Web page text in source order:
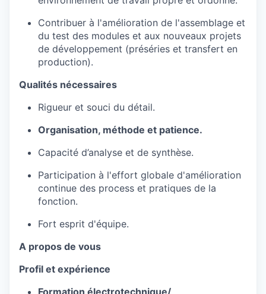
Contribuer à l'amélioration de l'assemblage et
du test des modules et aux nouveaux projets
de développement (préséries et transfert en
production).
Qualités nécessaires
Rigueur et souci du détail.
Organisation, méthode et patience.
Capacité d’analyse et de synthèse.
Participation à l'effort globale d'amélioration
continue des process et pratiques de la
fonction.
Fort esprit d'équipe.
A propos de vous
Profil et expérience
Formation électrotechnique/